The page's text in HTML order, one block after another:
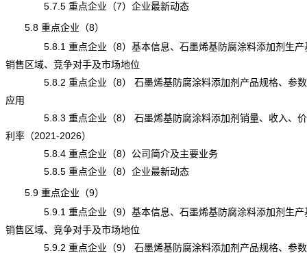
5.7.5 重点企业（7）企业最新动态
5.8 重点企业（8）
5.8.1 重点企业（8）基本信息、石墨烯基防腐涂料添加剂生产
销售区域、竞争对手及市场地位
5.8.2 重点企业（8） 石墨烯基防腐涂料添加剂产品规格、参数
应用
5.8.3 重点企业（8） 石墨烯基防腐涂料添加剂销量、收入、价
利率（2021-2026）
5.8.4 重点企业（8）公司简介及主要业务
5.8.5 重点企业（8）企业最新动态
5.9 重点企业（9）
5.9.1 重点企业（9）基本信息、石墨烯基防腐涂料添加剂生产
销售区域、竞争对手及市场地位
5.9.2 重点企业（9） 石墨烯基防腐涂料添加剂产品规格、参数